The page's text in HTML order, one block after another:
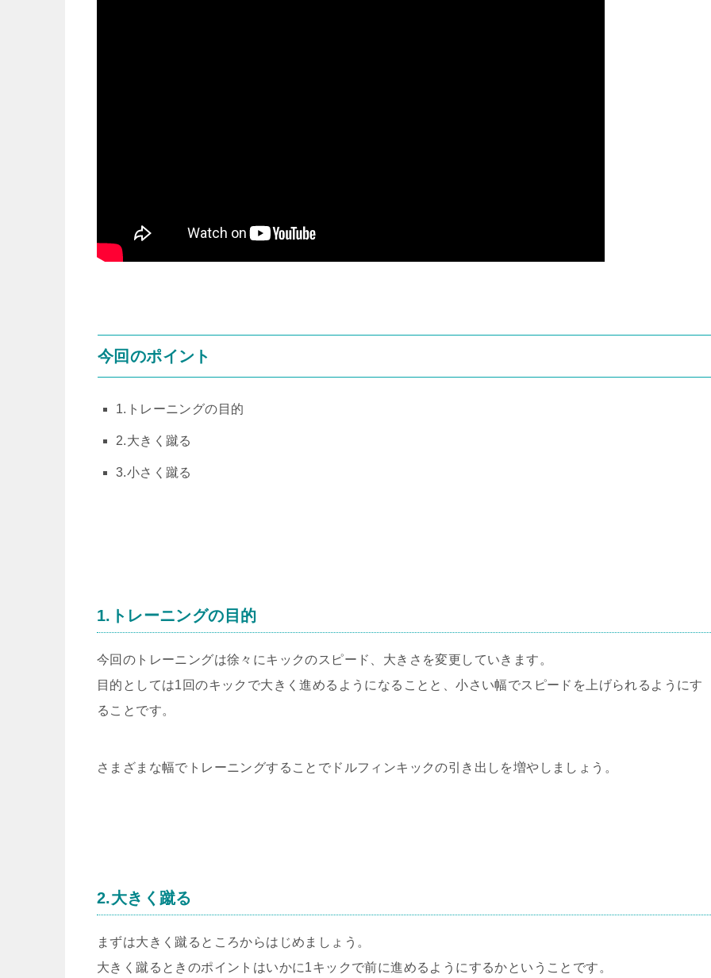
今回のポイント
1.トレーニングの目的
2.大きく蹴る
3.小さく蹴る
1.トレーニングの目的
今回のトレーニングは徐々にキックのスピード、大きさを変更していきます。
目的としては1回のキックで大きく進めるようになることと、小さい幅でスピードを上げられるようにす
ることです。
さまざまな幅でトレーニングすることでドルフィンキックの引き出しを増やしましょう。
2.大きく蹴る
まずは大きく蹴るところからはじめましょう。
大きく蹴るときのポイントはいかに1キックで前に進めるようにするかということです。